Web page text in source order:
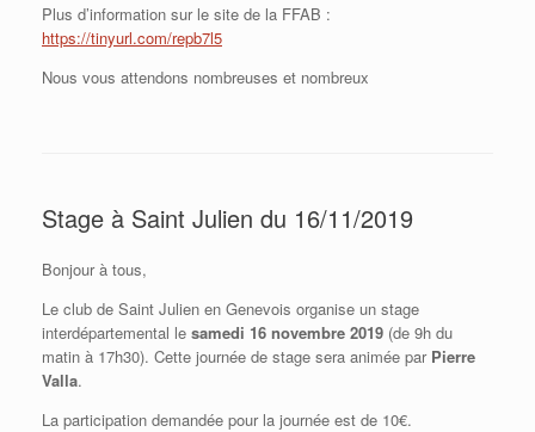
Plus d’information sur le site de la FFAB :
https://tinyurl.com/repb7l5
Nous vous attendons nombreuses et nombreux
Stage à Saint Julien du 16/11/2019
Bonjour à tous,
Le club de Saint Julien en Genevois organise un stage
interdépartemental le samedi 16 novembre 2019 (de 9h du
matin à 17h30). Cette journée de stage sera animée par Pierre
Valla.
La participation demandée pour la journée est de 10€.